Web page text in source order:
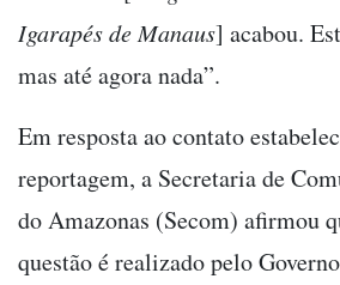
Igarapés de Manaus] acabou.
mas até agora nada”.
Em resposta ao contato
reportagem, a Secretaria de
do Amazonas (Secom) afirmou
questão é realizado pelo